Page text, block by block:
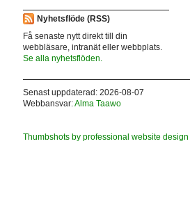
Nyhetsflöde (RSS)
Få senaste nytt direkt till din
webbläsare, intranät eller webbplats.
Se alla nyhetsflöden.
Senast uppdaterad: 2026-08-07
Webbansvar:Alma Taawo
Thumbshots by professional website design